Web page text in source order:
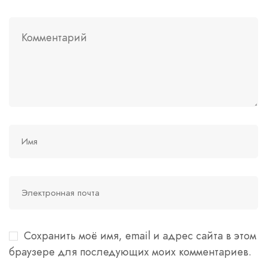
Сохранить моё имя, email и адрес сайта в этом
браузере для последующих моих комментариев.